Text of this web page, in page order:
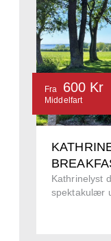
Kathrinelyst
spektakulær
Fra 600 Kr
Middelfart